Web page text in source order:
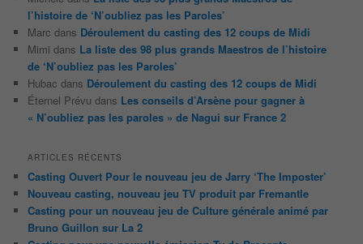
l’histoire de ‘N’oubliez pas les Paroles’
Marc dans Déroulement du casting des 12 coups de Midi
Mimi dans La liste des 98 plus grands Maestros de l’histoire
de ‘N’oubliez pas les Paroles’
Hubac dans Déroulement du casting des 12 coups de Midi
Éternel Prévu dans Les conseils d’Arsène pour gagner à
« N’oubliez pas les paroles » de Nagui sur France 2
ARTICLES RÉCENTS
Casting Ouvert Pour le nouveau jeu de Jarry ‘The Imposter’
Nouveau casting, nouveau jeu TV produit par Fremantle
Casting pour un nouveau jeu de Culture générale animé par
Bruno Guillon sur La 2